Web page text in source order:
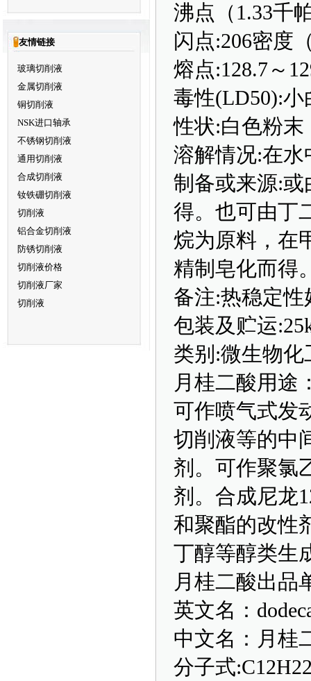
友情链接
玻璃切削液
金属切削液
铜切削液
NSK进口轴承
不锈钢切削液
通用切削液
合成切削液
钕铁硼切削液
切削液
铝合金切削液
防锈切削液
切削液价格
切削液厂家
切削液
沸点（1.33千
闪点:206密度
熔点:128.7～
毒性(LD50):小
性状:白色粉末
溶解情况:在
制备或来源:
得。也可由丁
烷为原料，在
精制皂化而得
备注:热稳定性
包装及贮运
类别:微生物化
月桂二酸用途
可作喷气式发
切削液等的中
剂。可作聚氯
剂。合成尼龙
和聚酯的改性
丁醇等醇类生
月桂二酸出品
英文名：
中文名：月桂
分子式